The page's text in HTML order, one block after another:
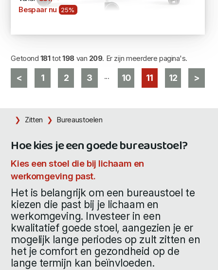
Bespaar nu 25%
Getoond 181tot198van 209. Er zijn meerdere pagina's.
< 1 2 3 ... 10 11 12 >
Zitten Bureaustoelen
Hoe kies je een goede bureaustoel?
Kies een stoel die bij lichaam en
werkomgeving past.
Het is belangrijk om een bureaustoel te
kiezen die past bij je lichaam en
werkomgeving. Investeer in een
kwalitatief goede stoel, aangezien je er
mogelijk lange periodes op zult zitten en
het je comfort en gezondheid op de
lange termijn kan beïnvloeden.